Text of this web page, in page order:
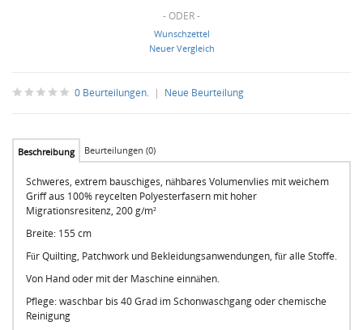
- ODER -
Wunschzettel
Neuer Vergleich
0 Beurteilungen. | Neue Beurteilung
Beschreibung Beurteilungen (0)
Schweres, extrem bauschiges, nähbares Volumenvlies mit weichem
Griff aus 100% reycelten Polyesterfasern mit hoher
Migrationsresitenz, 200 g/m²
Breite: 155 cm
Für Quilting, Patchwork und Bekleidungsanwendungen, für alle Stoffe.
Von Hand oder mit der Maschine einnähen.
Pflege: waschbar bis 40 Grad im Schonwaschgang oder chemische
Reinigung